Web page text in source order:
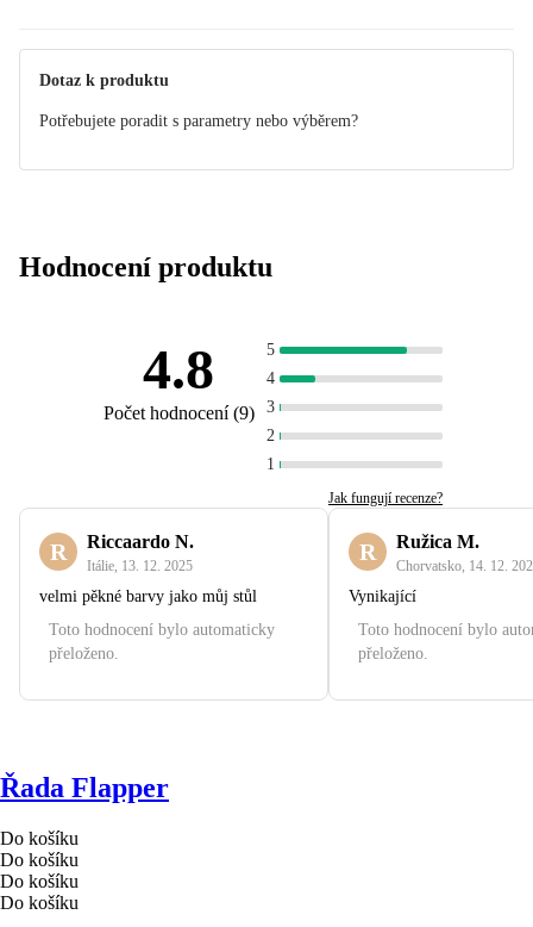
Dotaz k produktu
Potřebujete poradit s parametry nebo výběrem?
Hodnocení produktu
4.8
Počet hodnocení(9)
5
4
3
2
1
Jak fungují recenze?
R Riccaardo N.
Itálie 13. 12. 2025
velmi pěkné barvy jako můj stůl
Toto hodnocení bylo automaticky
přeloženo.
R Ružica M.
Chorvatsko 14. 12.
Vynikající
Toto hodnocení bylo
přeloženo.
Řada Flapper
Do košíku
Do košíku
Do košíku
Do košíku